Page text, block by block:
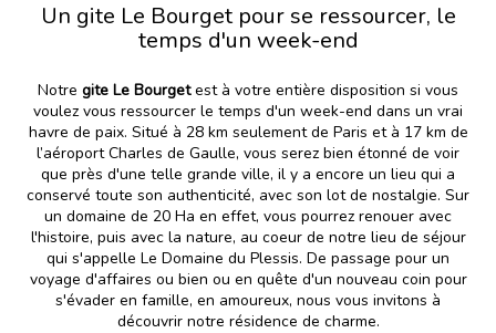
Un gite Le Bourget pour se ressourcer, le
temps d'un week-end
Notre gite Le Bourgetest à votre entière disposition si vous
voulez vous ressourcer le temps d'un week-end dans un vrai
havre de paix. Situé à 28 km seulement de Paris et à 17 km de
l’aéroport Charles de Gaulle, vous serez bien étonné de voir
que près d'une telle grande ville, il y a encore un lieu qui a
conservé toute son authenticité, avec son lot de nostalgie. Sur
un domaine de 20 Ha en effet, vous pourrez renouer avec
l'histoire, puis avec la nature, au coeur de notre lieu de séjour
qui s'appelle Le Domaine du Plessis. De passage pour un
voyage d'affaires ou bien ou en quête d'un nouveau coin pour
s'évader en famille, en amoureux, nous vous invitons à
découvrir notre résidence de charme.